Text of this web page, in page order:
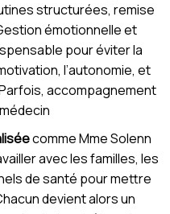
structurées, remise
émotionnelle et
pour éviter la
l’autonomie, et
accompagnement
comme Mme Solenn
avec les familles, les
de santé pour mettre
devient alors un